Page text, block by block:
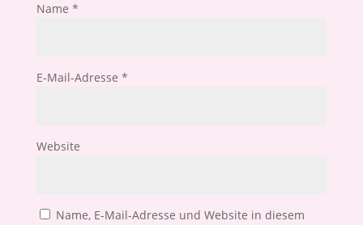
Name *
E-Mail-Adresse *
Website
Name, E-Mail-Adresse und Website in diesem